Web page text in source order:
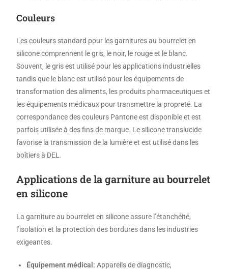
Couleurs
Les couleurs standard pour les garnitures au bourrelet en
silicone comprennent le gris, le noir, le rouge et le blanc.
Souvent, le gris est utilisé pour les applications industrielles
tandis que le blanc est utilisé pour les équipements de
transformation des aliments, les produits pharmaceutiques et
les équipements médicaux pour transmettre la propreté. La
correspondance des couleurs Pantone est disponible et est
parfois utilisée à des fins de marque. Le silicone translucide
favorise la transmission de la lumière et est utilisé dans les
boîtiers à DEL.
Applications de la garniture au bourrelet
en silicone
La garniture au bourrelet en silicone assure l’étanchéité,
l’isolation et la protection des bordures dans les industries
exigeantes.
Équipement médical: Appareils de diagnostic,